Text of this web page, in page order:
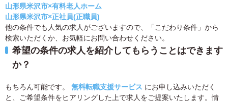
山形県米沢市×有料老人ホーム
山形県米沢市×正社員(正職員)
他の条件でも人気の求人がございますので、「こだわり条件」から
検索いただくか、お気軽にお問い合わせください。
希望の条件の求人を紹介してもらうことはできます
か？
もちろん可能です。 無料転職支援サービス にお申し込みいただく
と、ご希望条件をヒアリングした上で求人をご提案いたします。情